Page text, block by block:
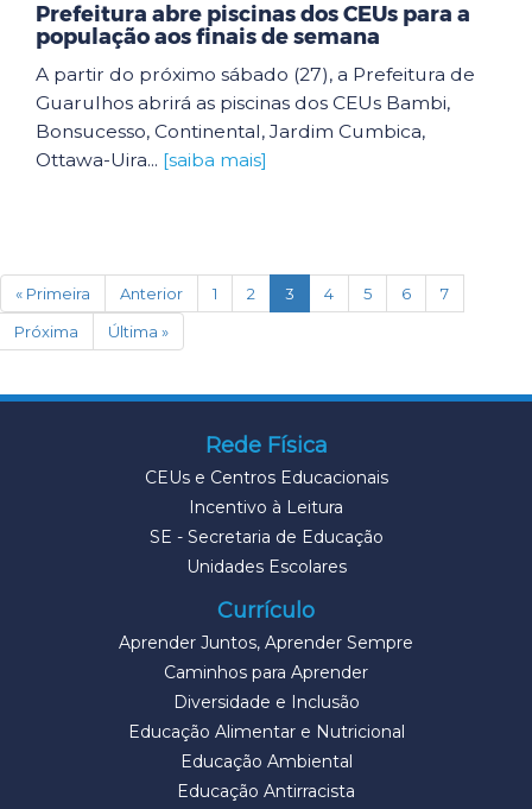
Prefeitura abre piscinas dos CEUs para a
população aos finais de semana
A partir do próximo sábado (27), a Prefeitura de
Guarulhos abrirá as piscinas dos CEUs Bambi,
Bonsucesso, Continental, Jardim Cumbica,
Ottawa-Uira... [saiba mais]
« Primeira Anterior 1 2 3 (current)
4 5 6
7
Próxima
Última »
Rede Física
CEUs e Centros Educacionais
Incentivo à Leitura
SE - Secretaria de Educação
Unidades Escolares
Currículo
Aprender Juntos, Aprender Sempre
Caminhos para Aprender
Diversidade e Inclusão
Educação Alimentar e Nutricional
Educação Ambiental
Educação Antirracista